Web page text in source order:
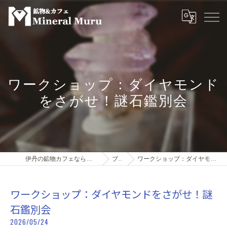
ワークショップ：ダイヤモンド
をさがせ！謎石鑑別会
伊丹の鉱物カフェなら鉱物＆カフェMineral Muru ブログ ワークショップ：ダイヤモンドをさがせ！謎石鑑別会
ワークショップ：ダイヤモンドをさがせ！謎
石鑑別会
2026/05/24